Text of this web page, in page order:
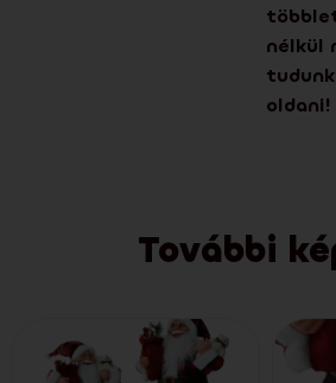
nélkül
tudunk
oldani!
További